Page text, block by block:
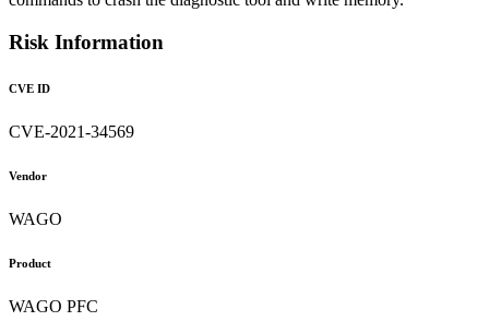
Risk Information
CVE ID
CVE-2021-34569
Vendor
WAGO
Product
WAGO PFC